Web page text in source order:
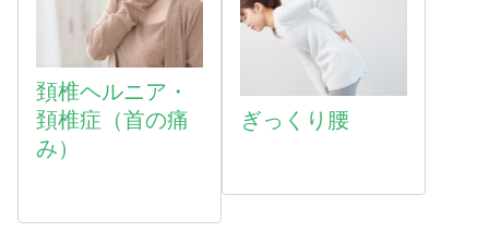
頚椎ヘルニア・
頚椎症（首の痛
み）
ぎっくり腰